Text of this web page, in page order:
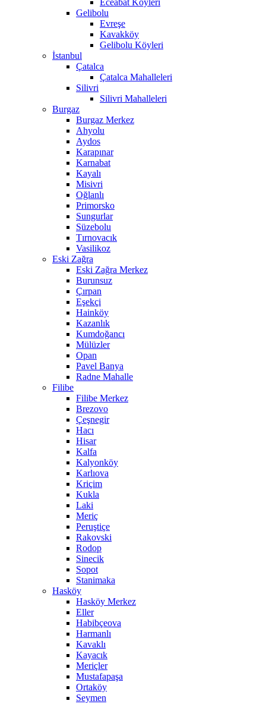
Eceabat Köyleri
Gelibolu
Evreşe
Kavakköy
Gelibolu Köyleri
İstanbul
Çatalca
Çatalca Mahalleleri
Silivri
Silivri Mahalleleri
Burgaz
Burgaz Merkez
Ahyolu
Aydos
Karapınar
Karnabat
Kayalı
Misivri
Oğlanlı
Primorsko
Sungurlar
Süzebolu
Tırnovacık
Vasilikoz
Eski Zağra
Eski Zağra Merkez
Burunsuz
Çırpan
Eşekçi
Hainköy
Kazanlık
Kumdoğancı
Mülüzler
Opan
Pavel Banya
Radne Mahalle
Filibe
Filibe Merkez
Brezovo
Çeşnegir
Hacı
Hisar
Kalfa
Kalyonköy
Karlıova
Kriçim
Kukla
Laki
Meriç
Peruştiçe
Rakovski
Rodop
Sinecik
Sopot
Stanimaka
Hasköy
Hasköy Merkez
Eller
Habibçeova
Harmanlı
Kavaklı
Kayacık
Meriçler
Mustafapaşa
Ortaköy
Seymen